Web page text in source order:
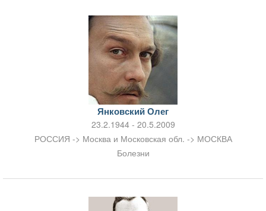
Янковский Олег
23.2.1944 - 20.5.2009
РОССИЯ -> Москва и Московская обл. -> МОСКВА
Болезни